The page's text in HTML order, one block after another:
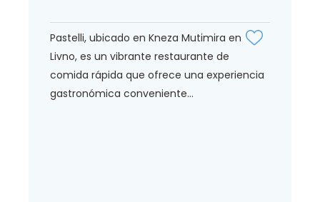
Pastelli, ubicado en Kneza Mutimira en
Livno, es un vibrante restaurante de
comida rápida que ofrece una experiencia
gastronómica conveniente...